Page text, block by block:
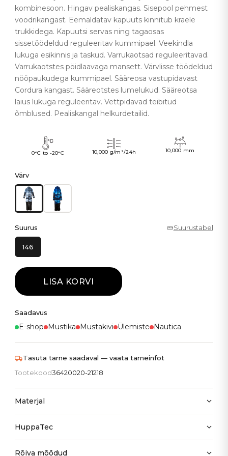
kombinesoon. Hingav pealiskangas. Sisepool pehmest
voodrikangast. Eemaldatav kapuuts kinnitub kraele
trukkidega. Kapuutsi servas ning tagaosas
sissetöödeldud reguleeritav kummipael. Veekindla
lukuga esikinnis ja taskud. Varrukaotsad reguleeritavad.
Varrukaotstes pöidlaavaga mansett. Värvlisse töödeldud
nööpaukudega kummipael. Sääreosa vastupidavast
Cordura kangast. Sääreotstes lumelukud. Sääreotsa
laius lukuga reguleeritav. Vettpidavad teibitud
õmblused. Pealiskangal helkurdetailid.
0°C to -20°C 10,000 g/m²/24h 10,000 mm
Värv
Suurus Suurustabel
146
LISA KORVI
Saadavus
E-shop Mustika Mustakivi Ülemiste Nautica
Tasuta tarne saadaval — vaata tarneinfot
Tootekood36420020-21218
Materjal
HuppaTec
Rõiva mõõdud